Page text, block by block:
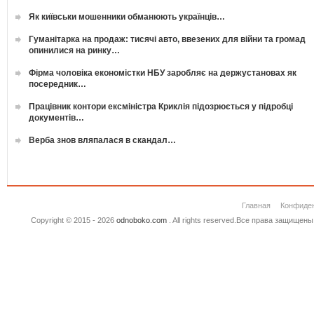
Як київськи мошенники обманюють українців…
Гуманітарка на продаж: тисячі авто, ввезених для війни та громад
опинилися на ринку…
Фірма чоловіка економістки НБУ заробляє на держустановах як
посередник…
Працівник контори ексміністра Криклія підозрюється у підробці
документів…
Верба знов вляпалася в скандал…
Главная
Copyright © 2015 - 2026 odnoboko.com. All rights reserved.Все права защищены.